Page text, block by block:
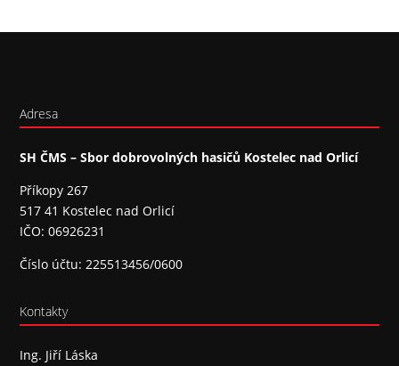
Adresa
SH ČMS – Sbor dobrovolných hasičů Kostelec nad Orlicí
Příkopy 267
517 41 Kostelec nad Orlicí
IČO: 06926231
Číslo účtu: 225513456/0600
Kontakty
Ing. Jiří Láska